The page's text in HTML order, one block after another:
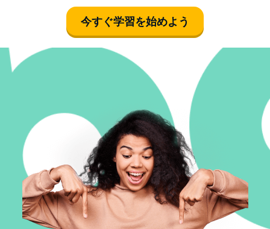
今すぐ学習を始めよう